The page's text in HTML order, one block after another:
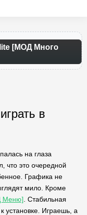
[МОД Много
в
на глаза
что это очередной
Графика не
мило. Кроме
Меню] . Стабильная
установке. Играешь, а